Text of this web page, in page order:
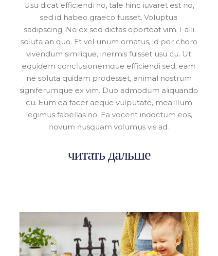
Usu dicat efficiendi no, tale hinc iuvaret est no,
sed id habeo graeco fuisset. Voluptua
sadipscing. No ex sed dictas oporteat vim. Falli
soluta an quo. Et vel unum ornatus, id per choro
vivendum similique, inermis fuisset usu cu. Ut
equidem conclusionemque efficiendi sed, eam
ne soluta quidam prodesset, animal nostrum
signiferumque ex vim. Duo admodum aliquando
cu. Eum ea facer aeque vulputate, mea illum
legimus fabellas no. Ea vocent indoctum eos,
novum nusquam volumus vis ad.
читать дальше